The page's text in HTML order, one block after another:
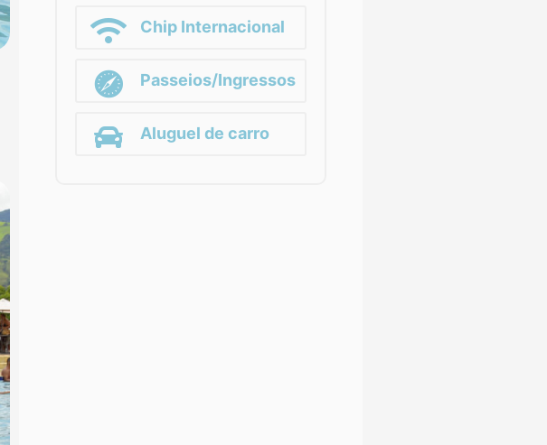
Chip Internacional
Passeios/Ingressos
Aluguel de carro